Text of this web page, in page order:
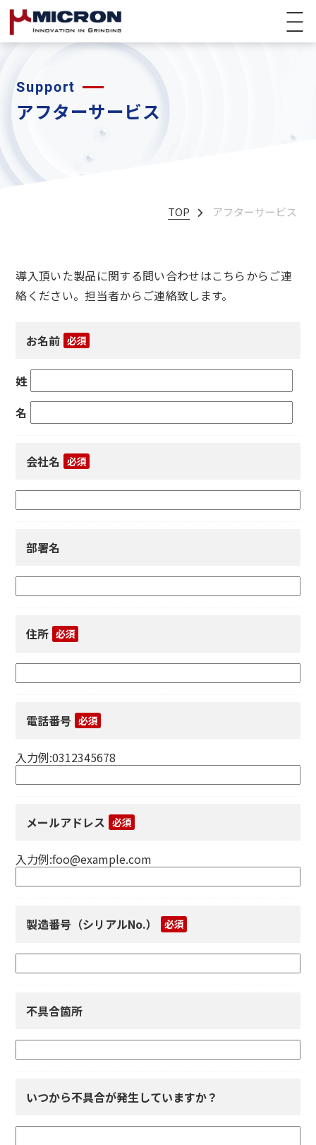
Support
アフターサービス
TOP アフターサービス
導入頂いた製品に関する問い合わせはこちらからご連
絡ください。担当者からご連絡致します。
お名前 必須
姓
名
会社名 必須
部署名
住所 必須
電話番号 必須
入力例:0312345678
メールアドレス 必須
入力例:foo@example.com
製造番号（シリアルNo.） 必須
不具合箇所
いつから不具合が発生していますか？